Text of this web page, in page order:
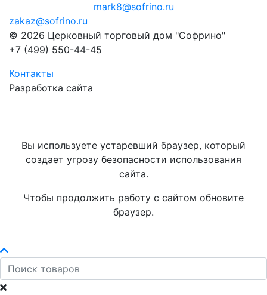
mark8@sofrino.ru
zakaz@sofrino.ru
© 2026 Церковный торговый дом "Софрино"
+7 (499) 550-44-45
Контакты
Разработка сайта
Вы используете устаревший браузер, который
создает угрозу безопасности использования
сайта.
Чтобы продолжить работу с сайтом обновите
браузер.